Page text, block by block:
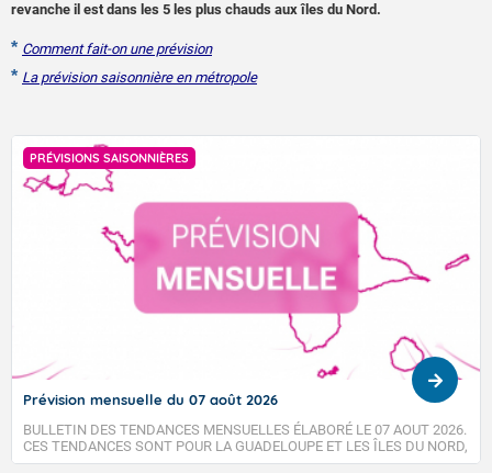
revanche il est dans les 5 les plus chauds aux îles du Nord.
* Comment fait-on une prévision
* La prévision saisonnière en métropole
PRÉVISIONS SAISONNIÈRES
Prévision mensuelle du 07 août 2026
BULLETIN DES TENDANCES MENSUELLES ÉLABORÉ LE 07 AOUT 2026.
CES TENDANCES SONT POUR LA GUADELOUPE ET LES ÎLES DU NORD,
SAINT-MARTIN ET SAINT-BARTHÉLEMY.